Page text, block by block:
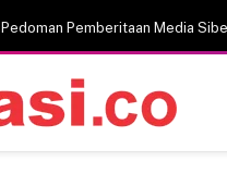
Pedoman Pemberitaan Media